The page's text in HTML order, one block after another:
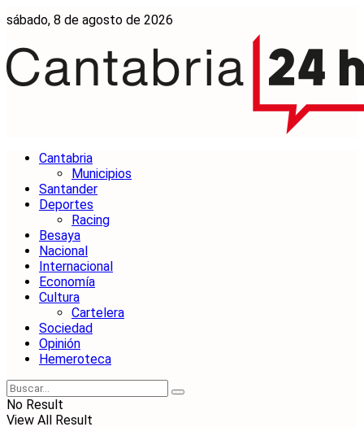
sábado, 8 de agosto de 2026
Cantabria
Municipios
Santander
Deportes
Racing
Besaya
Nacional
Internacional
Economía
Cultura
Cartelera
Sociedad
Opinión
Hemeroteca
No Result
View All Result